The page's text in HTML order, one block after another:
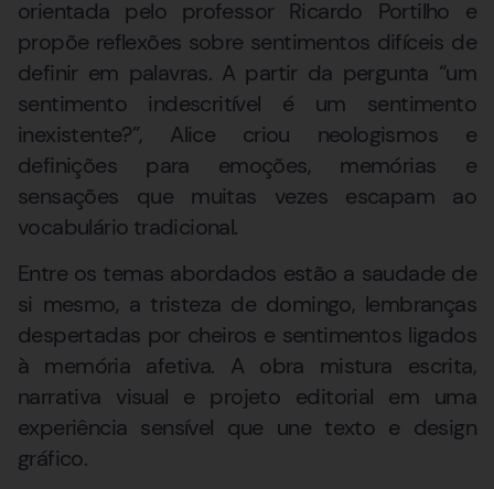
orientada pelo professor Ricardo Portilho e
propõe reflexões sobre sentimentos difíceis de
definir em palavras. A partir da pergunta “um
sentimento indescritível é um sentimento
inexistente?”, Alice criou neologismos e
definições para emoções, memórias e
sensações que muitas vezes escapam ao
vocabulário tradicional.
Entre os temas abordados estão a saudade de
si mesmo, a tristeza de domingo, lembranças
despertadas por cheiros e sentimentos ligados
à memória afetiva. A obra mistura escrita,
narrativa visual e projeto editorial em uma
experiência sensível que une texto e design
gráfico.